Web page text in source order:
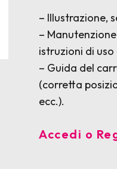
– Illustrazione,
–
istruzioni di
– Guida del
(corretta
ecc.).
Accedi o